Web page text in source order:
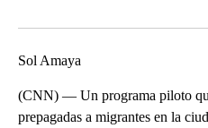
Sol Amaya
(CNN) — Un programa piloto
prepagadas a migrantes en la